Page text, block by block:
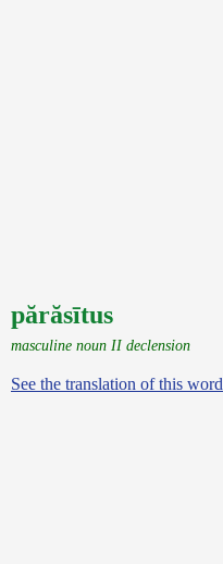
părăsītus
masculine noun II declension
See the translation of this word